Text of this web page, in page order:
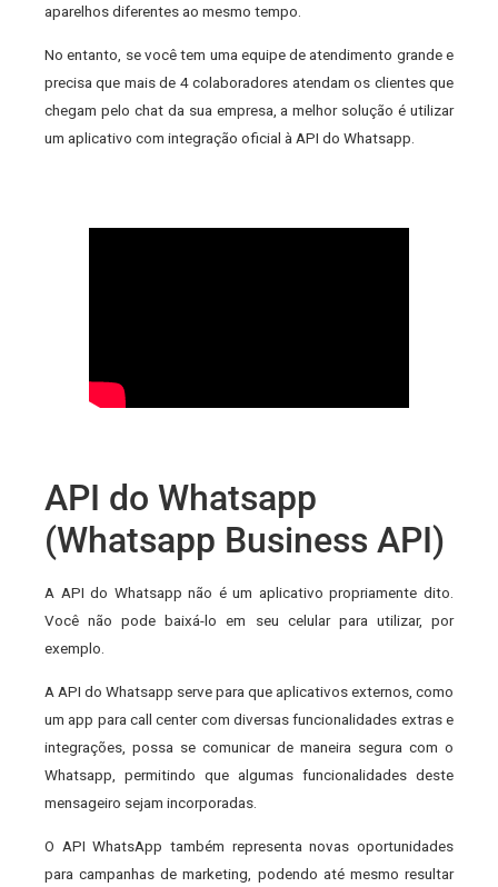
aparelhos diferentes ao mesmo tempo.
No entanto, se você tem uma equipe de atendimento grande e
precisa que mais de 4 colaboradores atendam os clientes que
chegam pelo chat da sua empresa, a melhor solução é utilizar
um aplicativo com integração oficial à API do Whatsapp.
API do Whatsapp
(Whatsapp Business API)
A API do Whatsapp não é um aplicativo propriamente dito.
Você não pode baixá-lo em seu celular para utilizar, por
exemplo.
A API do Whatsapp serve para que aplicativos externos, como
um app para call center com diversas funcionalidades extras e
integrações, possa se comunicar de maneira segura com o
Whatsapp, permitindo que algumas funcionalidades deste
mensageiro sejam incorporadas.
O API WhatsApp também representa novas oportunidades
para campanhas de marketing, podendo até mesmo resultar